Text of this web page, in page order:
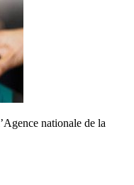
nationale de la